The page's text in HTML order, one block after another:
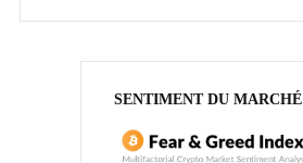
SENTIMENT DU MARCHÉ